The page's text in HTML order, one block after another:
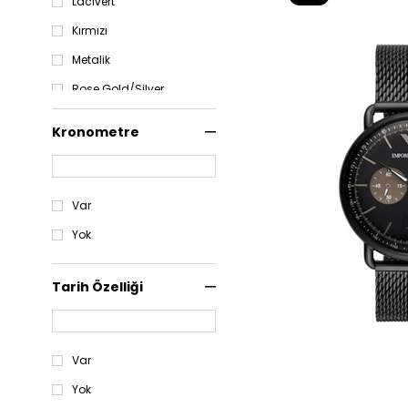
Kırmızı
Metalik
Rose Gold/Silver
Kahverengi
Siyah/Turuncu
Yeşil
Kronometre
Var
Yok
Tarih Özelliği
Var
Yok